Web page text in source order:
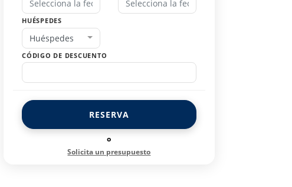
HUÉSPEDES
Huéspedes
CÓDIGO DE DESCUENTO
RESERVA
o
Solicita un presupuesto